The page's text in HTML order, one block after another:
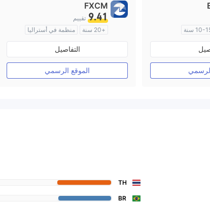
15 سنة
٤
FXCM
9.41 تقييم
+20 سنة
منظمة في أستراليا
صناعة السوق (MM)
رخصة كاملة ميتاتريدر ٤
التفاصيل
الموقع الرسمي
TH
BR